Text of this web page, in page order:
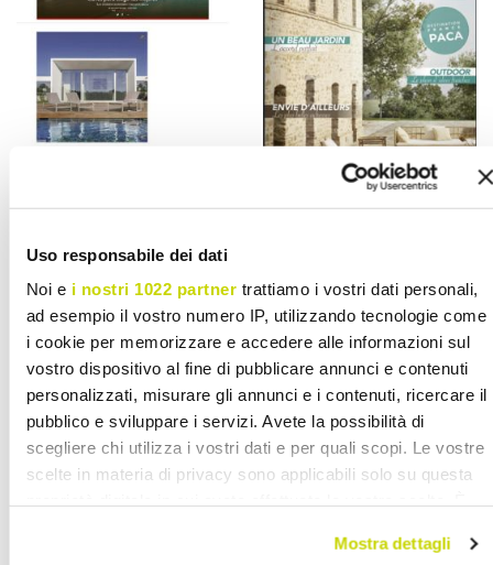
Uso responsabile dei dati
Noi e i nostri 1022 partnertrattiamo i vostri dati personali,
ad esempio il vostro numero IP, utilizzando tecnologie come
i cookie per memorizzare e accedere alle informazioni sul
vostro dispositivo al fine di pubblicare annunci e contenuti
personalizzati, misurare gli annunci e i contenuti, ricercare il
pubblico e sviluppare i servizi. Avete la possibilità di
scegliere chi utilizza i vostri dati e per quali scopi. Le vostre
scelte in materia di privacy sono applicabili solo su questa
qualsiasi momento dalla Dichiarazione sui cookie o facendo
Mostra dettagli
05.2022
05.2022